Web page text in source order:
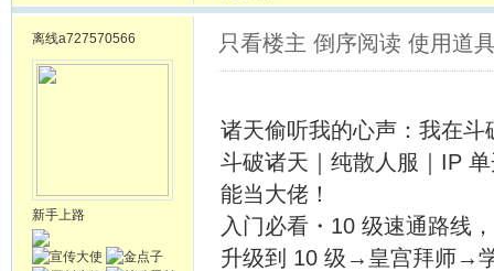
离线a727570566
新手上路
只看楼主 倒序阅读 使用道
诸天偷听我的心声：我在
斗破诸天｜纯散人服｜IP
能当大佬！
入门必看・10 级速通路线
升级到 10 级→皇宫拜师→